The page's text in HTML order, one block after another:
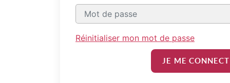
Réinitialiser mon mot de passe
JE ME